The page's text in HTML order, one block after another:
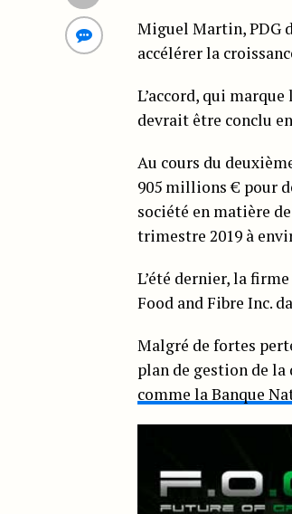
Miguel Martin, PDG
accélérer la
L’accord, qui
devrait être conclu
Au cours du
905 millions € pour
société en matière
trimestre 2019 à
L’été dernier, la
Food and Fibre Inc.
Malgré de fortes
plan de gestion de la
comme la Banque